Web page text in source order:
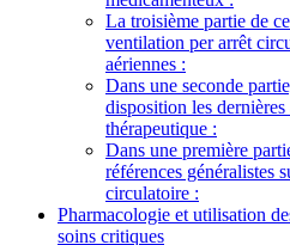
La troisième partie de
ventilation per arrêt
aériennes :
Dans une seconde
disposition les
thérapeutique :
Dans une première
références généralistes
circulatoire :
Pharmacologie et utilisation
soins critiques